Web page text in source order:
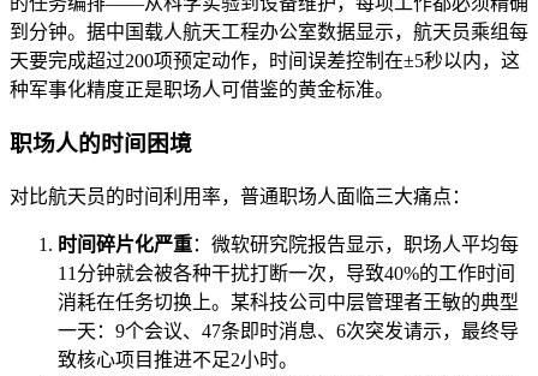
到分钟。据中国载人航天工程办公室数据显示，航天员乘组每
天要完成超过200项预定动作，时间误差控制在±5秒以内，这
种军事化精度正是职场人可借鉴的黄金标准。
职场人的时间困境
对比航天员的时间利用率，普通职场人面临三大痛点：
时间碎片化严重：微软研究院报告显示，职场人平均每
11分钟就会被各种干扰打断一次，导致40%的工作时间
消耗在任务切换上。某科技公司中层管理者王敏的典型
一天：9个会议、47条即时消息、6次突发请示，最终导
致核心项目推进不足2小时。